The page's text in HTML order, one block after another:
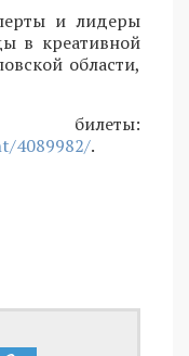
и лидеры
в креативной
области,
билеты:
4089982/.